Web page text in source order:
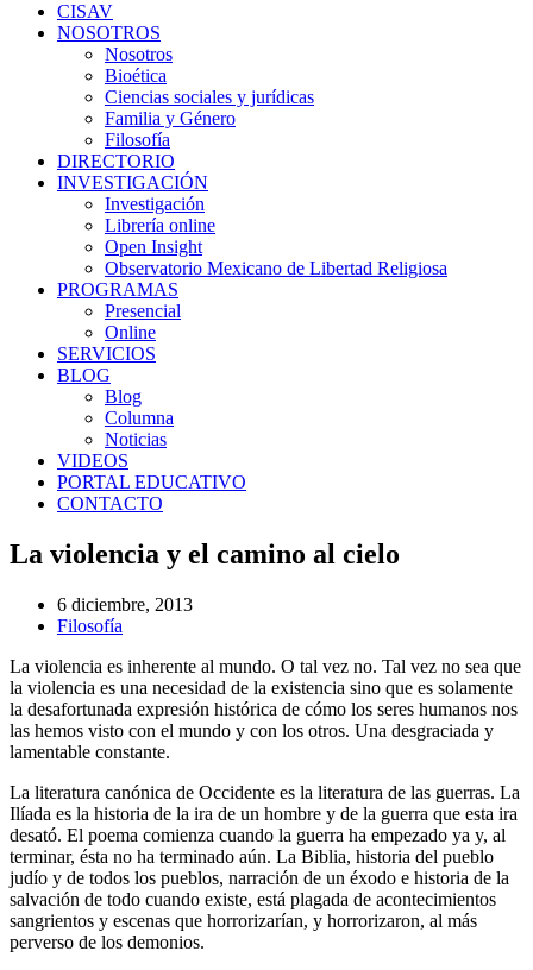
CISAV
NOSOTROS
Nosotros
Bioética
Ciencias sociales y jurídicas
Familia y Género
Filosofía
DIRECTORIO
INVESTIGACIÓN
Investigación
Librería online
Open Insight
Observatorio Mexicano de Libertad Religiosa
PROGRAMAS
Presencial
Online
SERVICIOS
BLOG
Blog
Columna
Noticias
VIDEOS
PORTAL EDUCATIVO
CONTACTO
La violencia y el camino al cielo
6 diciembre, 2013
Filosofía
La violencia es inherente al mundo. O tal vez no. Tal vez no sea que
la violencia es una necesidad de la existencia sino que es solamente
la desafortunada expresión histórica de cómo los seres humanos nos
las hemos visto con el mundo y con los otros. Una desgraciada y
lamentable constante.
La literatura canónica de Occidente es la literatura de las guerras. La
Ilíada es la historia de la ira de un hombre y de la guerra que esta ira
desató. El poema comienza cuando la guerra ha empezado ya y, al
terminar, ésta no ha terminado aún. La Biblia, historia del pueblo
judío y de todos los pueblos, narración de un éxodo e historia de la
salvación de todo cuando existe, está plagada de acontecimientos
sangrientos y escenas que horrorizarían, y horrorizaron, al más
perverso de los demonios.